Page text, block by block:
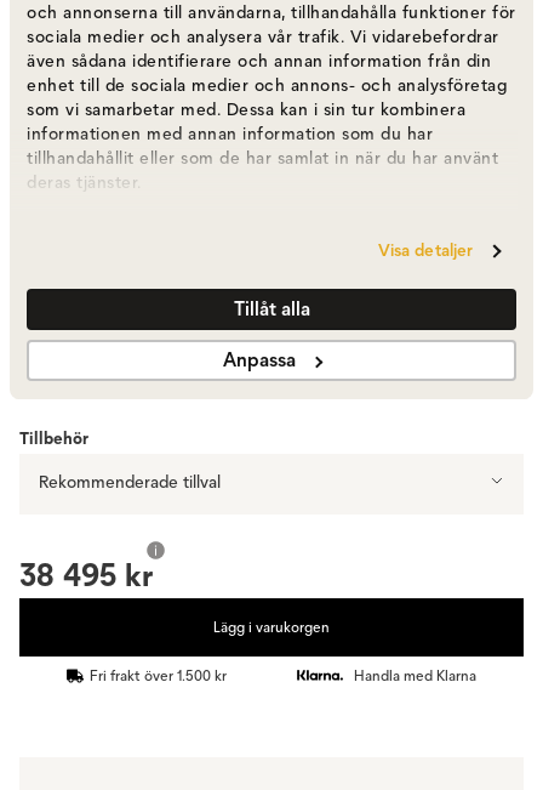
och annonserna till användarna, tillhandahålla funktioner för
sociala medier och analysera vår trafik. Vi vidarebefordrar
även sådana identifierare och annan information från din
enhet till de sociala medier och annons- och analysföretag
som vi samarbetar med. Dessa kan i sin tur kombinera
informationen med annan information som du har
tillhandahållit eller som de har samlat in när du har använt
deras tjänster.
Visa detaljer
Tillåt alla
Anpassa
Välj färg Låg rygg | Fårskinn Curly 09 Off White
Låg rygg | Fårskinn Curly 09 Off White 38 495 kr
Låg rygg | Fårskinn Curly 07 Umber
Visa fler +2
Tillbehör
Rekommenderade tillval
38 495 kr
Lägg i varukorgen
Fri frakt över 1.500 kr Handla med Klarna